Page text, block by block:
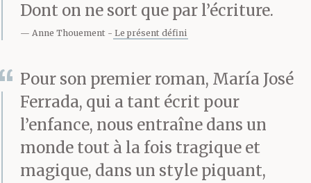
D est allé prendre un
serviette : toute vie
comporte son
alunissage.
Dont on ne sort que par l’écriture.
Anne Thouement Le présent défini
Pour son premier roman, María José
Ferrada, qui a tant écrit pour
l’enfance, nous entraîne dans un
monde tout à la fois tragique et
magique, dans un style piquant,